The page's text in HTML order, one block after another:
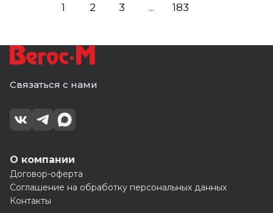
1 2 3 ... 183
Связаться с нами
О компании
Договор-оферта
Соглашение на обработку персональных данных
Контакты